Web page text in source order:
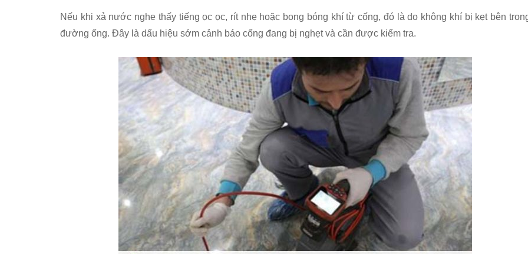
Nếu khi xả nước nghe thấy tiếng ọc ọc, rít nhẹ hoặc bong bóng khí từ cống, đó là do không khí bị kẹt bên
đường ống. Đây là dấu hiệu sớm cảnh báo cống đang bị nghẹt và cần được kiểm tra.